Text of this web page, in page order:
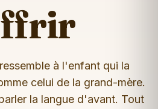
à l'enfant qui la
celui de la grand-mère.
la langue d'avant. Tout